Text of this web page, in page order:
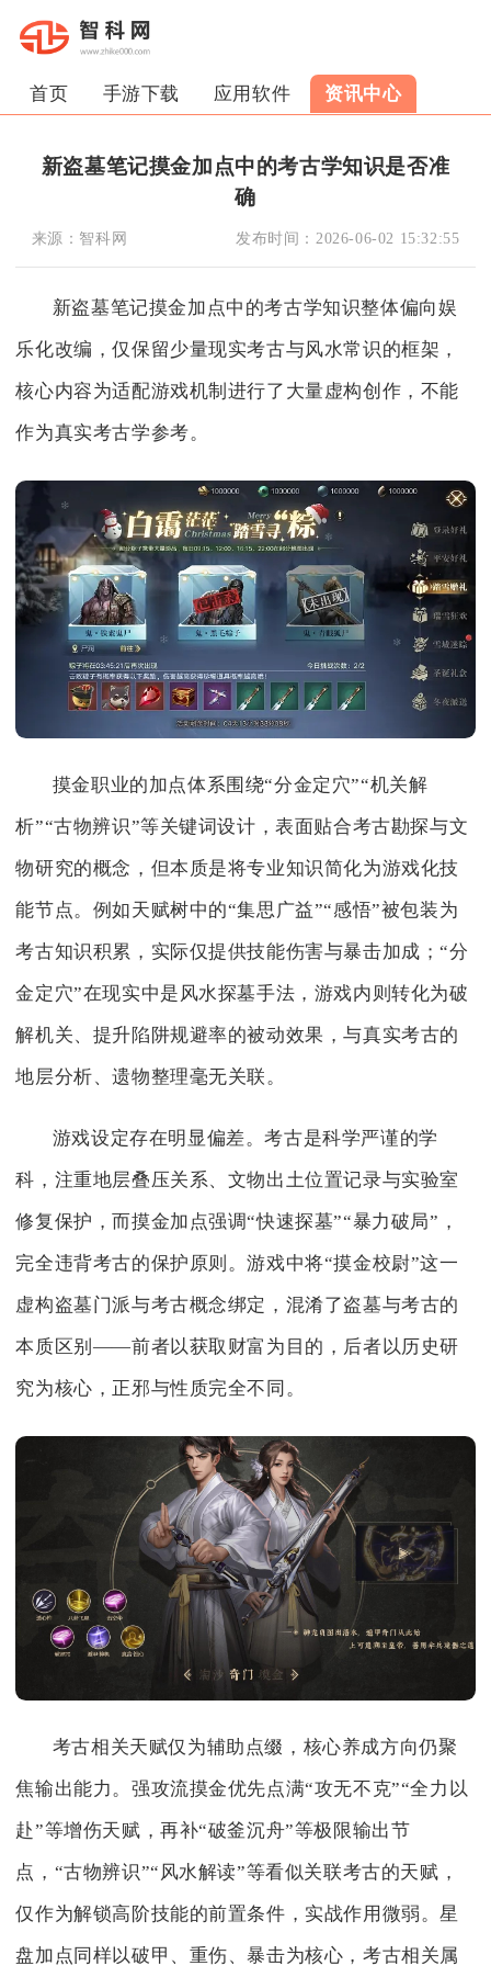
首页 手游下载 应用软件 资讯中心
新盗墓笔记摸金加点中的考古学知识是否准
确
来源： 智科网 发布时间： 2026-06-02 15:32:55
新盗墓笔记摸金加点中的考古学知识整体偏向娱
乐化改编，仅保留少量现实考古与风水常识的框架，
核心内容为适配游戏机制进行了大量虚构创作，不能
作为真实考古学参考。
摸金职业的加点体系围绕“分金定穴”“机关解
析”“古物辨识”等关键词设计，表面贴合考古勘探与文
物研究的概念，但本质是将专业知识简化为游戏化技
能节点。例如天赋树中的“集思广益”“感悟”被包装为
考古知识积累，实际仅提供技能伤害与暴击加成；“分
金定穴”在现实中是风水探墓手法，游戏内则转化为破
解机关、提升陷阱规避率的被动效果，与真实考古的
地层分析、遗物整理毫无关联。
游戏设定存在明显偏差。考古是科学严谨的学
科，注重地层叠压关系、文物出土位置记录与实验室
修复保护，而摸金加点强调“快速探墓”“暴力破局”，
完全违背考古的保护原则。游戏中将“摸金校尉”这一
虚构盗墓门派与考古概念绑定，混淆了盗墓与考古的
本质区别——前者以获取财富为目的，后者以历史研
究为核心，正邪与性质完全不同。
考古相关天赋仅为辅助点缀，核心养成方向仍聚
焦输出能力。强攻流摸金优先点满“攻无不克”“全力以
赴”等增伤天赋，再补“破釜沉舟”等极限输出节
点，“古物辨识”“风水解读”等看似关联考古的天赋，
仅作为解锁高阶技能的前置条件，实战作用微弱。星
盘加点同样以破甲、重伤、暴击为核心，考古相关属